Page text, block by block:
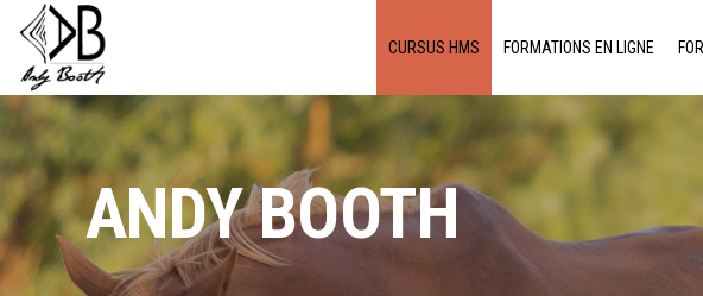
CURSUS HMS FORMATIONS EN LIGNE
ANDY BOOTH